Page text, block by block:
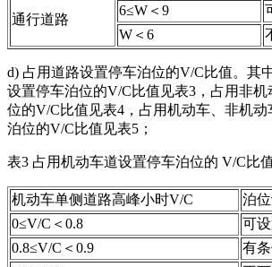
通行道路
6≤W＜9
W＜6
d) 占用道路设置停车泊位的V/C比值。其
设置停车泊位的V/C比值见表3，占用非
位的V/C比值见表4，占用机动车、非机
泊位的V/C比值见表5；
表3 占用机动车道设置停车泊位的 V/C比
机动车单侧道路高峰小时V/C
泊
0≤V/C＜0.8
可
0.8≤V/C＜0.9
有